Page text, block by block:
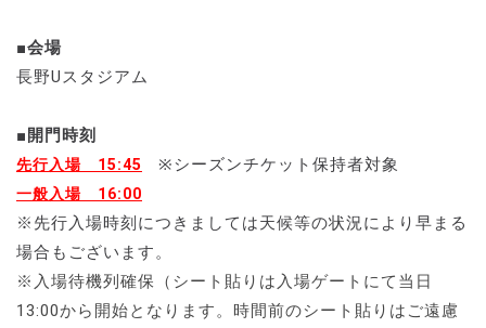
■会場
長野Uスタジアム
■開門時刻
先行入場 15:45 ※シーズンチケット保持者対象
一般入場 16:00
※先行入場時刻につきましては天候等の状況により早まる
場合もございます。
※入場待機列確保（シート貼りは入場ゲートにて当日
13:00から開始となります。時間前のシート貼りはご遠慮